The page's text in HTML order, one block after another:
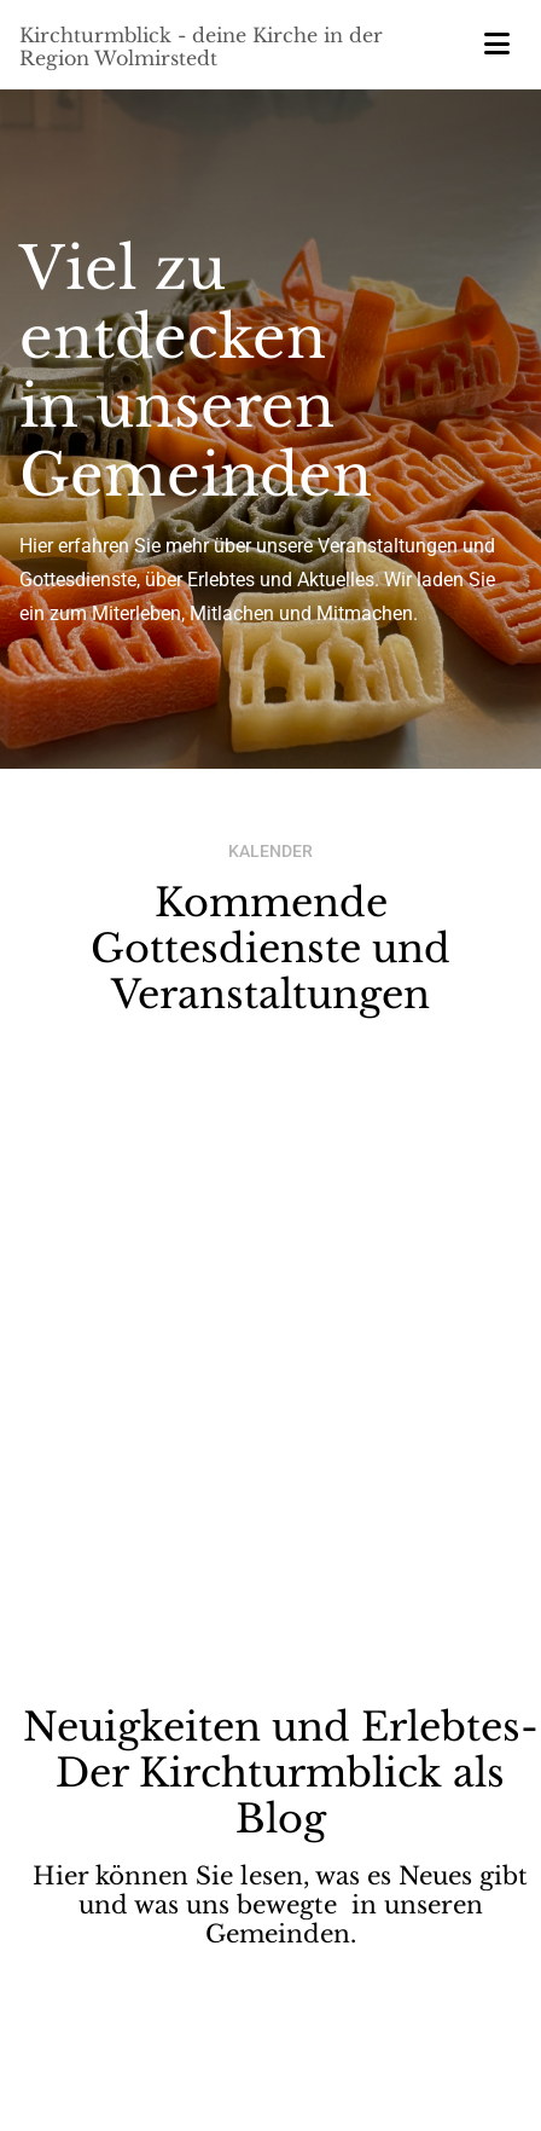
Kirchturmblick - deine Kirche in der
Region Wolmirstedt
Viel zu
entdecken
in unseren
Gemeinden
Hier erfahren Sie mehr über unsere Veranstaltungen und
Gottesdienste, über Erlebtes und Aktuelles. Wir laden Sie
ein zum Miterleben, Mitlachen und Mitmachen.
KALENDER
Kommende
Gottesdienste und
Veranstaltungen
Neuigkeiten und Erlebtes-
Der Kirchturmblick als
Blog
Hier können Sie lesen, was es Neues gibt
und was uns bewegte in unseren
Gemeinden.